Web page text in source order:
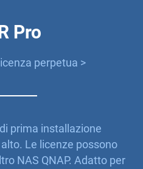
Pro
perpetua >
prima installazione
Le licenze possono
NAS QNAP. Adatto per